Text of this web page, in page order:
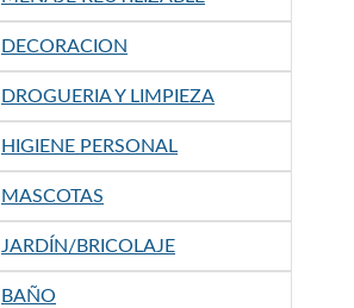
DECORACION
DROGUERIA Y LIMPIEZA
HIGIENE PERSONAL
MASCOTAS
JARDÍN/BRICOLAJE
BAÑO